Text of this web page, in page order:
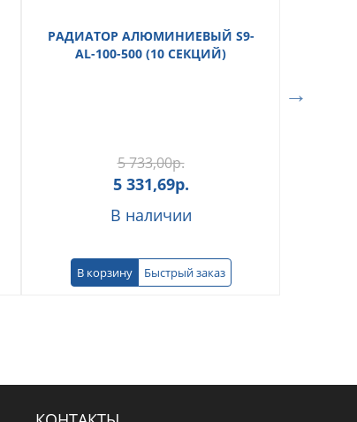
РАДИАТОР АЛЮМИНИЕВЫЙ S9-
AL-100-500 (10 СЕКЦИЙ)
5 733,00р.
5 331,69р.
В наличии
В корзину Быстрый заказ